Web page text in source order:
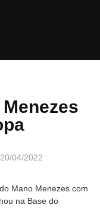
20/04/2022
Mano Menezes com
na Base do